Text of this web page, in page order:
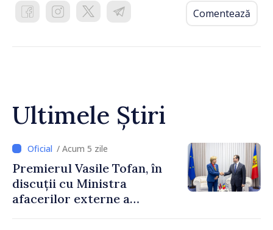
Comentează
Ultimele Știri
/ Acum 5 zile
Premierul Vasile Tofan, în
discuții cu Ministra
afacerilor externe a